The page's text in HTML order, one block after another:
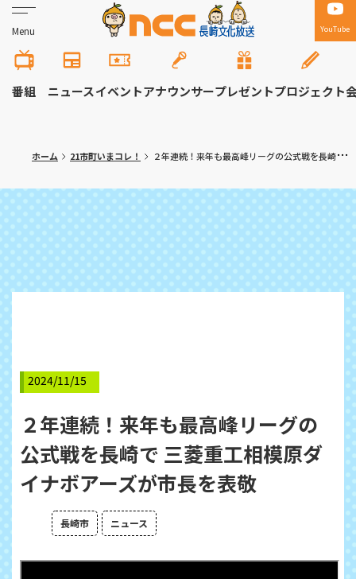
Menu YouTube
番組 ニュースイベントアナウンサープレゼントプロジェクト
ホーム 21市町いまコレ！ ２年連続！来年も最高峰リーグの公式戦を長崎で 三菱重工相模原ダイナボアーズが市長を表敬
2024/11/15
２年連続！来年も最高峰リーグの
公式戦を長崎で 三菱重工相模原ダ
イナボアーズが市長を表敬
長崎市 ニュース